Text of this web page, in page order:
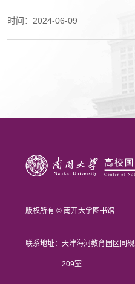
时间：2024-06-09
版权所有 © 南开大学图书馆
联系地址： 天津海河教育园区同
209室